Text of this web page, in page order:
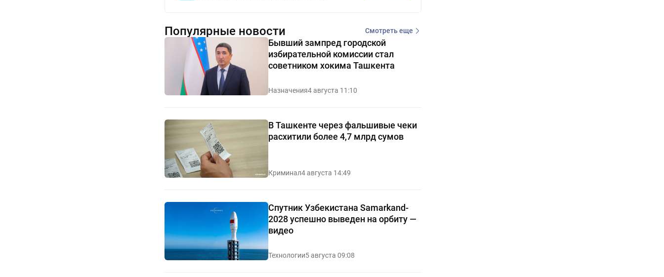
Популярные новости Смотреть еще
Бывший зампред городской
избирательной комиссии стал
советником хокима Ташкента
Назначения4 августа 11:10
В Ташкенте через фальшивые чеки
расхитили более 4,7 млрд сумов
Криминал4 августа 14:49
Спутник Узбекистана Samarkand-
2028 успешно выведен на орбиту —
видео
Технологии5 августа 09:08